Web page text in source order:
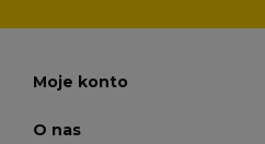
Moje konto
O nas